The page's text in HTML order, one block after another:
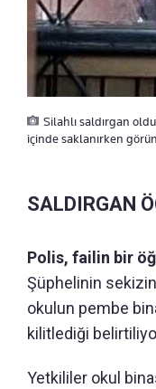
Silahlı saldırgan
içinde saklanırken
SALDIRGAN
Polis, failin bir
Şüphelinin
okulun pembe
kilitlediği
Yetkililer okul